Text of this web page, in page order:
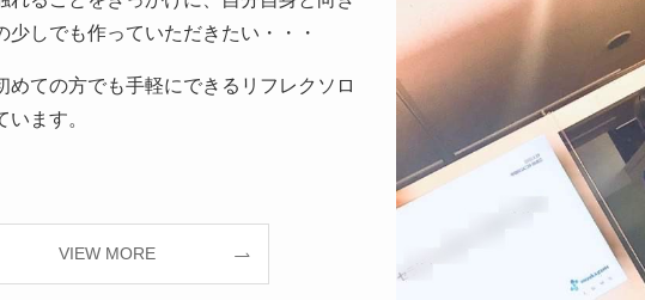
少しでも作っていただきたい・・・
めての方でも手軽にできるリフレクソロ
います。
VIEW MORE